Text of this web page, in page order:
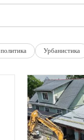
Урбанистика